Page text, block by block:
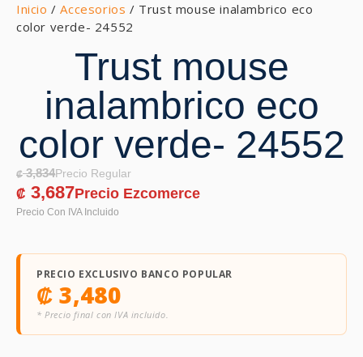
Inicio /Accesorios / Trust mouse inalambrico eco
color verde- 24552
Trust mouse
inalambrico eco
color verde- 24552
₡3,834
₡ 3,687
PRECIO EXCLUSIVO BANCO POPULAR
₡ 3,480
* Precio final con IVA incluido.